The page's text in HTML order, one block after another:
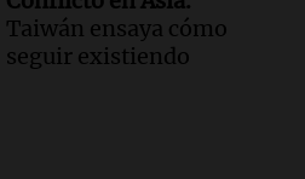
Taiwán ensaya cómo
seguir existiendo